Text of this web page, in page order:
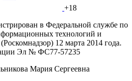
+18
в Федеральной службе по
технологий и
12 марта 2014 года.
Эл № ФС77-57235
Мария Сергеевна